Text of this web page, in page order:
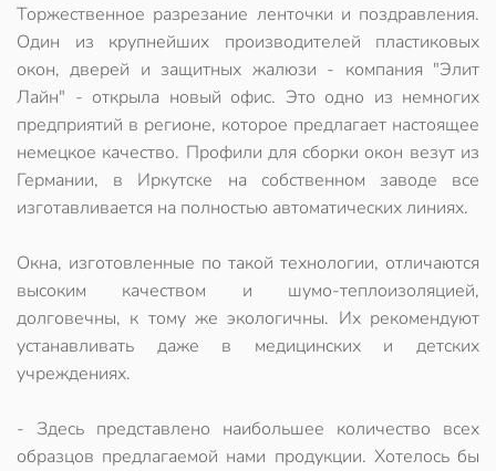
Торжественное разрезание ленточки и поздравления.
Один из крупнейших производителей пластиковых
окон, дверей и защитных жалюзи - компания "Элит
Лайн" - открыла новый офис. Это одно из немногих
предприятий в регионе, которое предлагает настоящее
немецкое качество. Профили для сборки окон везут из
Германии, в Иркутске на собственном заводе все
изготавливается на полностью автоматических линиях.
Окна, изготовленные по такой технологии, отличаются
высоким качеством и шумо-теплоизоляцией,
долговечны, к тому же экологичны. Их рекомендуют
устанавливать даже в медицинских и детских
учреждениях.
- Здесь представлено наибольшее количество всех
образцов предлагаемой нами продукции. Хотелось бы